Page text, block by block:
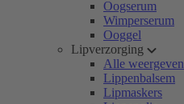
Oogserum
Wimperserum
Ooggel
Lipverzorging
Alle weergeven
Lippenbalsem
Lipmaskers